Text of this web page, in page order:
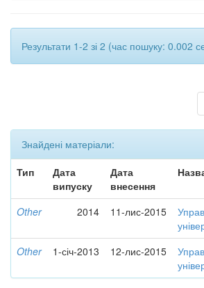
Результати 1-2 зі 2 (час пошуку: 0.002
Знайдені матеріали:
Тип
Дата
випуску
Дата
внесення
Other 2014 11-лис-2015
Other 1-січ-2013 12-лис-2015